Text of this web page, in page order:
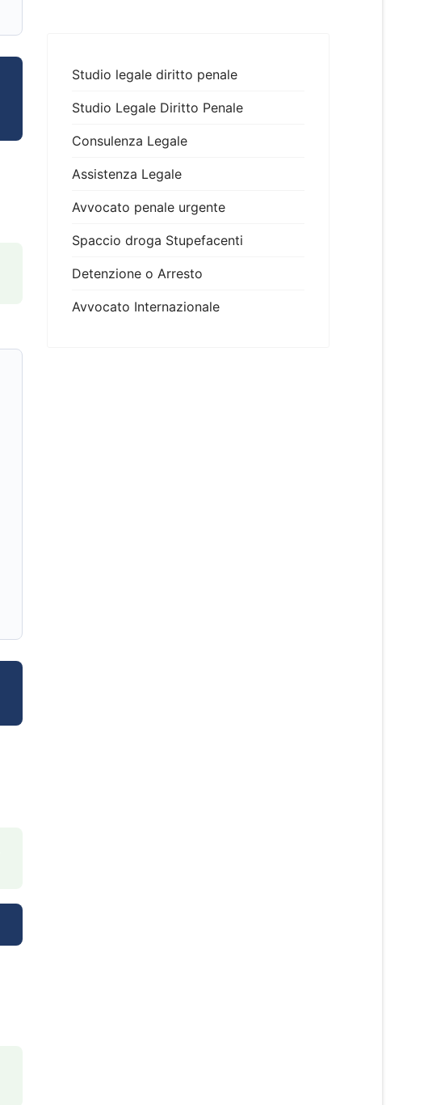
Studio legale diritto penale
Studio Legale Diritto Penale
Consulenza Legale
Assistenza Legale
Avvocato penale urgente
Spaccio droga Stupefacenti
Detenzione o Arresto
Avvocato Internazionale